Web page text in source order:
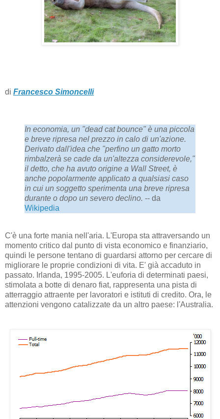
di Francesco Simoncelli
In economia, un "dead cat bounce" è una piccola
e breve ripresa nel prezzo in calo di un'azione.
Derivato dall'idea che "perfino un gatto morto
rimbalzerà se cade da un'altezza considerevole,"
il detto, che ha avuto origine a Wall Street, è
anche popolarmente applicato a qualsiasi caso
in cui un soggetto sperimenta una breve ripresa
durante o dopo un severo declino. -- da
Wikipedia
C'è una forte mania nell'aria. L'Europa sta attraversando un
momento critico dal punto di vista economico e finanziario,
quindi le persone tentano di guardarsi attorno per cercare di
migliorare le proprie condizioni di vita. E' già accaduto in
passato. Irlanda, 1995-2005. L'euforia di determinati paesi,
stimolata a botte di denaro fiat, rappresenta una pista di
atterraggio attraente per lavoratori e istituti di credito. Ora, le
attenzioni vengono catalizzate da un altro paese: l'Australia.